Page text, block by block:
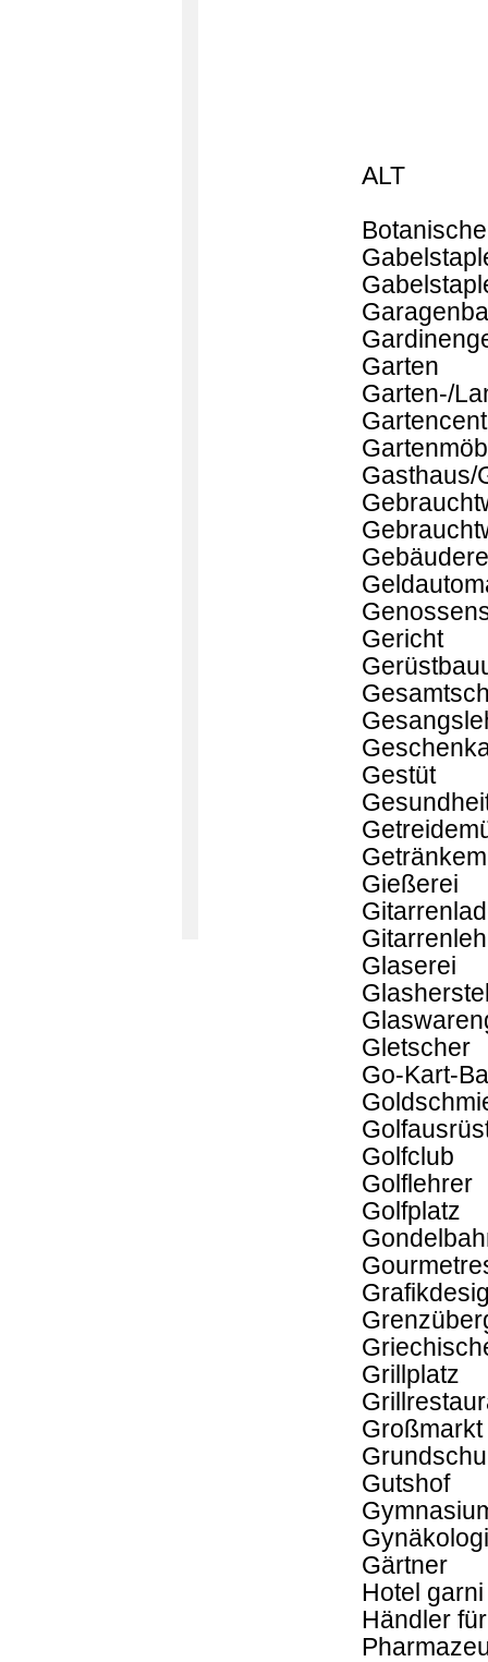
ALT
Garten
Garten-/
Gasthaus/
Gericht
Gestüt
Gießerei
Glaserei
Gletscher
Go-Kart-
Golfclub
Golflehrer
Golfplatz
Grillplatz
Großmarkt
Gutshof
Gärtner
Hotel garni
Händler